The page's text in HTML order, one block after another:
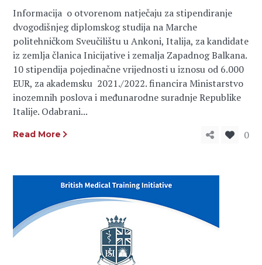
Informacija o otvorenom natječaju za stipendiranje
dvogodišnjeg diplomskog studija na Marche
politehničkom Sveučilištu u Ankoni, Italija, za kandidate
iz zemlja članica Inicijative i zemalja Zapadnog Balkana.
10 stipendija pojedinačne vrijednosti u iznosu od 6.000
EUR, za akademsku 2021./2022. financira Ministarstvo
inozemnih poslova i međunarodne suradnje Republike
Italije. Odabrani...
Read More 0